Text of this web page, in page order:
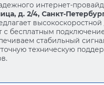
интернет-
д. 2/4, Санкт-
с бесплатным
стабильный
техническую